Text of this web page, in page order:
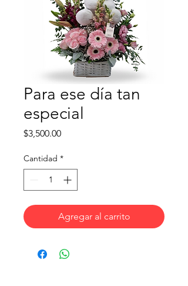
Para ese día tan
especial
$3,500.00Precio
Cantidad *
Agregar al carrito